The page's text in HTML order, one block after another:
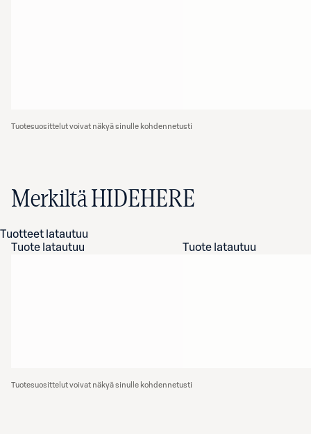
Tuotesuosittelut voivat näkyä sinulle kohdennetusti
Merkiltä HIDEHERE
Tuotteet latautuu
Tuote latautuu
Tuote latautuu
Tuotesuosittelut voivat näkyä sinulle kohdennetusti